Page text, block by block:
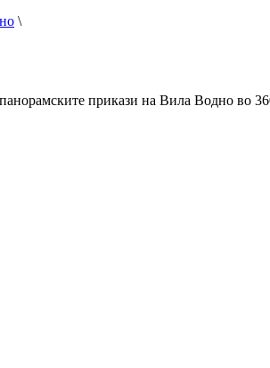
\
панорамските прикази на Вила Водно во